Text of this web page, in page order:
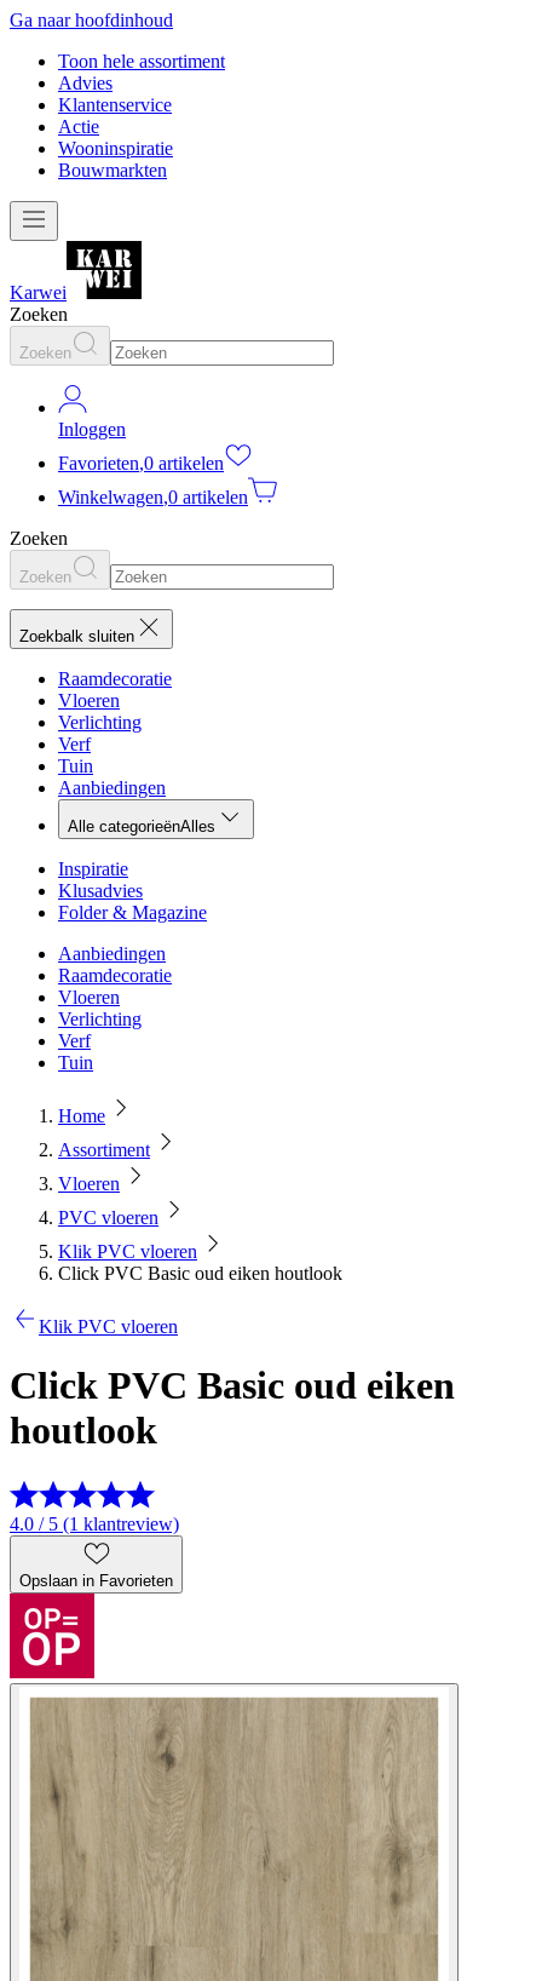
Ga naar hoofdinhoud
Toon hele assortiment
Advies
Klantenservice
Actie
Wooninspiratie
Bouwmarkten
Karwei
Zoeken
Zoeken
Inloggen
Favorieten,0 artikelen
Winkelwagen,0 artikelen
Zoeken
Zoeken
Zoekbalk sluiten
Raamdecoratie
Vloeren
Verlichting
Verf
Tuin
Aanbiedingen
Alle categorieënAlles
Inspiratie
Klusadvies
Folder & Magazine
Aanbiedingen
Raamdecoratie
Vloeren
Verlichting
Verf
Tuin
Home
Assortiment
Vloeren
PVC vloeren
Klik PVC vloeren
Click PVC Basic oud eiken houtlook
Klik PVC vloeren
Click PVC Basic oud eiken
houtlook
4.0 / 5 (1 klantreview)
Opslaan in Favorieten